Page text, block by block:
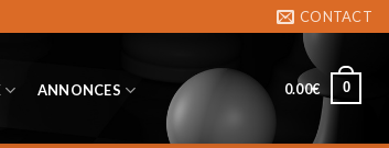
CONTACT
ANNONCES 0.00€ 0